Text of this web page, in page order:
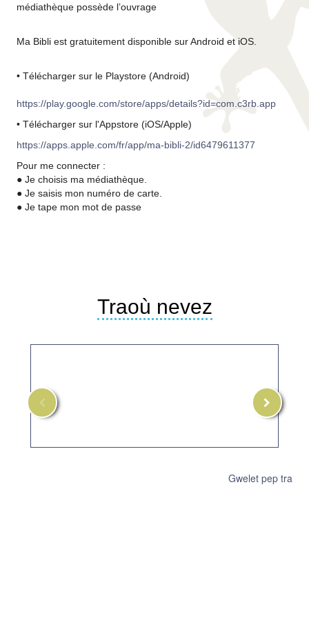
médiathèque possède l’ouvrage
Ma Bibli est gratuitement disponible sur Android et iOS.
• Télécharger sur le Playstore (Android)
https://play.google.com/store/apps/details?id=com.c3rb.app
• Télécharger sur l'Appstore (iOS/Apple)
https://apps.apple.com/fr/app/ma-bibli-2/id6479611377
Pour me connecter :
● Je choisis ma médiathèque.
● Je saisis mon numéro de carte.
● Je tape mon mot de passe
Traoù nevez
raok
piano
piano
Da-
heul
Gwelet pep tra